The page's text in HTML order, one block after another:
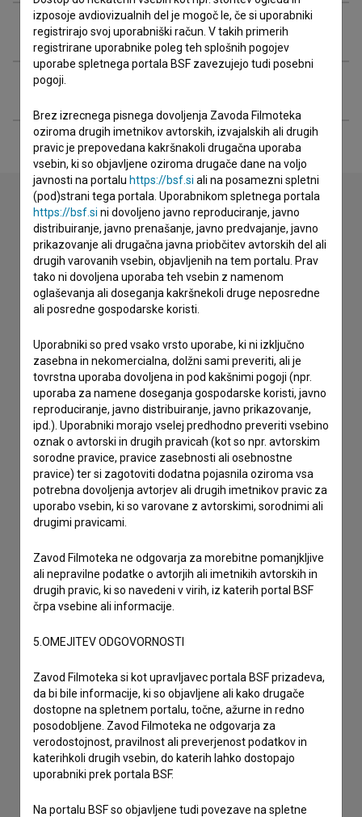
Glasba
Razširjeni podatki
Stik z uredništvom
Spoštovani, s pomočjo spodnjega obrazca lahko stopite v
stik z uredništvom Baze slovenskih filmov. Veseli bomo vaših
odzivov.
prijavljam napako
želim dodati podatke
drugo
Sprejemamsplošne pogojein dajemsoglasje
zbiranje, hrambo in obdelavo osebnih podatkov.
izposoje avdiovizualnih del je mogoč le, če si uporabniki
registrirajo svoj uporabniški račun. V takih primerih
registrirane uporabnike poleg teh splošnih pogojev
uporabe spletnega portala BSF zavezujejo tudi posebni
pogoji.
Brez izrecnega pisnega dovoljenja Zavoda Filmoteka
oziroma drugih imetnikov avtorskih, izvajalskih ali drugih
pravic je prepovedana kakršnakoli drugačna uporaba
vsebin, ki so objavljene oziroma drugače dane na voljo
javnosti na portalu https://bsf.si ali na posamezni spletni
(pod)strani tega portala. Uporabnikom spletnega portala
https://bsf.si ni dovoljeno javno reproduciranje, javno
distribuiranje, javno prenašanje, javno predvajanje, javno
prikazovanje ali drugačna javna priobčitev avtorskih del ali
drugih varovanih vsebin, objavljenih na tem portalu. Prav
tako ni dovoljena uporaba teh vsebin z namenom
oglaševanja ali doseganja kakršnekoli druge neposredne
ali posredne gospodarske koristi.
Uporabniki so pred vsako vrsto uporabe, ki ni izključno
zasebna in nekomercialna, dolžni sami preveriti, ali je
tovrstna uporaba dovoljena in pod kakšnimi pogoji (npr.
uporaba za namene doseganja gospodarske koristi, javno
reproduciranje, javno distribuiranje, javno prikazovanje,
ipd.). Uporabniki morajo vselej predhodno preveriti vsebino
oznak o avtorski in drugih pravicah (kot so npr. avtorskim
sorodne pravice, pravice zasebnosti ali osebnostne
pravice) ter si zagotoviti dodatna pojasnila oziroma vsa
potrebna dovoljenja avtorjev ali drugih imetnikov pravic za
uporabo vsebin, ki so varovane z avtorskimi, sorodnimi ali
drugimi pravicami.
Zavod Filmoteka ne odgovarja za morebitne pomanjkljive
ali nepravilne podatke o avtorjih ali imetnikih avtorskih in
drugih pravic, ki so navedeni v virih, iz katerih portal BSF
črpa vsebine ali informacije.
5.OMEJITEV ODGOVORNOSTI
Zavod Filmoteka si kot upravljavec portala BSF prizadeva,
da bi bile informacije, ki so objavljene ali kako drugače
dostopne na spletnem portalu, točne, ažurne in redno
posodobljene. Zavod Filmoteka ne odgovarja za
verodostojnost, pravilnost ali preverjenost podatkov in
katerihkoli drugih vsebin, do katerih lahko dostopajo
uporabniki prek portala BSF.
Na portalu BSF so objavljene tudi povezave na spletne